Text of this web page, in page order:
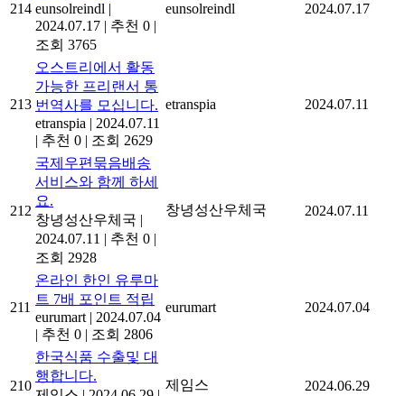
214 eunsolreindl |
2024.07.17 | 추천 0 |
조회 3765
eunsolreindl 2024.07.17
213
오스트리에서 활동
가능한 프리랜서 통
번역사를 모십니다.
etranspia | 2024.07.11
| 추천 0 | 조회 2629
etranspia 2024.07.11
212
국제우편묶음배송
서비스와 함께 하세
요.
창녕성산우체국 |
2024.07.11 | 추천 0 |
조회 2928
창녕성산우체국 2024.07.11
211
온라인 한인 유루마
트 7배 포인트 적립
eurumart | 2024.07.04
| 추천 0 | 조회 2806
eurumart 2024.07.04
210
한국식품 수출및 대
행합니다.
제임스 2024.06.29